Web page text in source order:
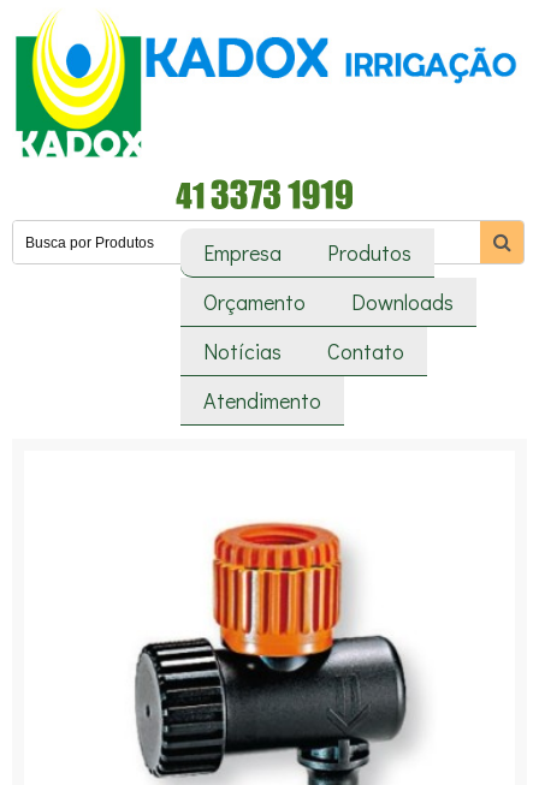
Empresa
Produtos
Orçamento
Downloads
Notícias
Contato
Atendimento